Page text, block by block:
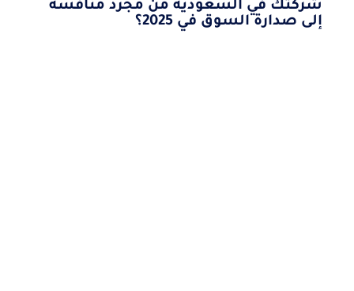
شركتك في السعودية من مجرد منافسة
إلى صدارة السوق في 2025؟